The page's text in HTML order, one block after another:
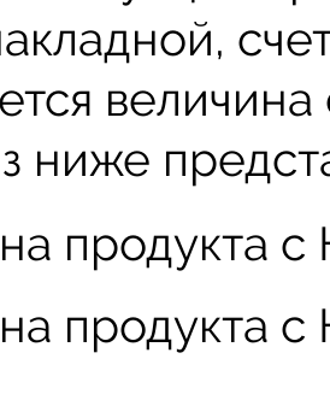
ниже
продукта
продукта